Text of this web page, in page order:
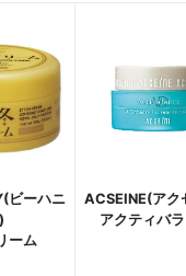
ビーハニ
ーム
ACSEINE(アク
アクティバ